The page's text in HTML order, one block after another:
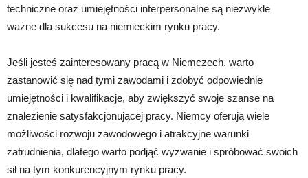
techniczne oraz umiejętności interpersonalne są niezwykle
ważne dla sukcesu na niemieckim rynku pracy.
Jeśli jesteś zainteresowany pracą w Niemczech, warto
zastanowić się nad tymi zawodami i zdobyć odpowiednie
umiejętności i kwalifikacje, aby zwiększyć swoje szanse na
znalezienie satysfakcjonującej pracy. Niemcy oferują wiele
możliwości rozwoju zawodowego i atrakcyjne warunki
zatrudnienia, dlatego warto podjąć wyzwanie i spróbować swoich
sił na tym konkurencyjnym rynku pracy.